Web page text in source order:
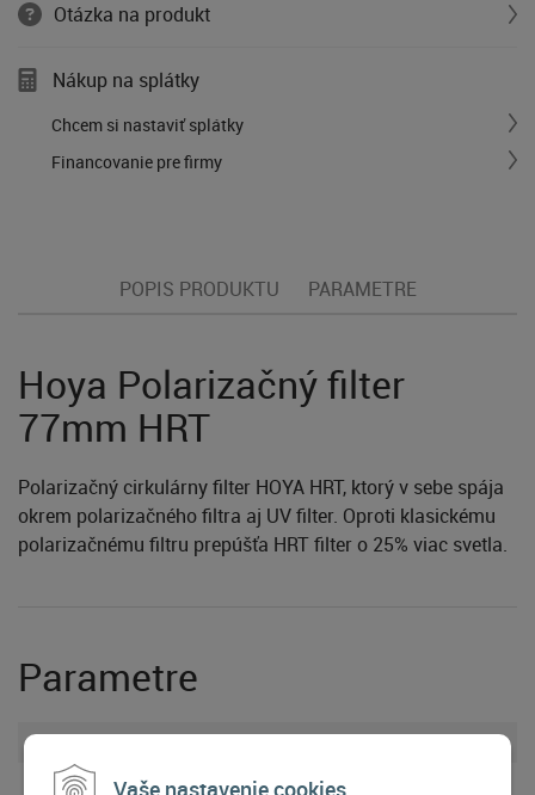
Vaše nastavenie cookies
Otázka na produkt
Nákup na splátky
Chcem si nastaviť splátky
Financovanie pre firmy
POPIS PRODUKTU PARAMETRE
Hoya Polarizačný filter
77mm HRT
Polarizačný cirkulárny filter HOYA HRT, ktorý v sebe spája
okrem polarizačného filtra aj UV filter. Oproti klasickému
polarizačnému filtru prepúšťa HRT filter o 25% viac svetla.
Parametre
Priemer filtra 77 mm